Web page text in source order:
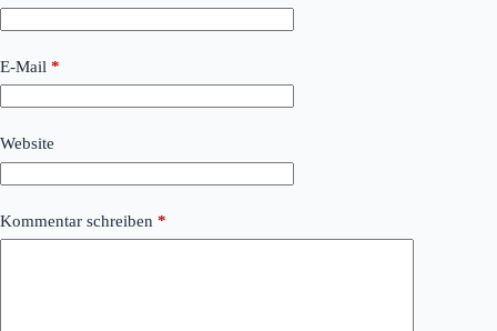
E-Mail *
Website
Kommentar schreiben *